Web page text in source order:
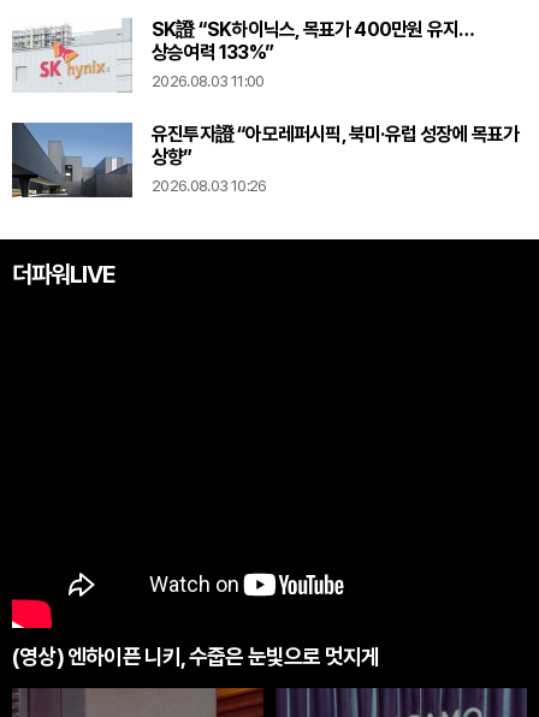
SK證 “SK하이닉스, 목표가 400만원 유지…
상승여력 133%”
2026.08.03 11:00
유진투자證 “아모레퍼시픽, 북미·유럽 성장에 목표가
상향”
2026.08.03 10:26
더파워LIVE
(영상) 엔하이픈 니키, 수줍은 눈빛으로 멋지게